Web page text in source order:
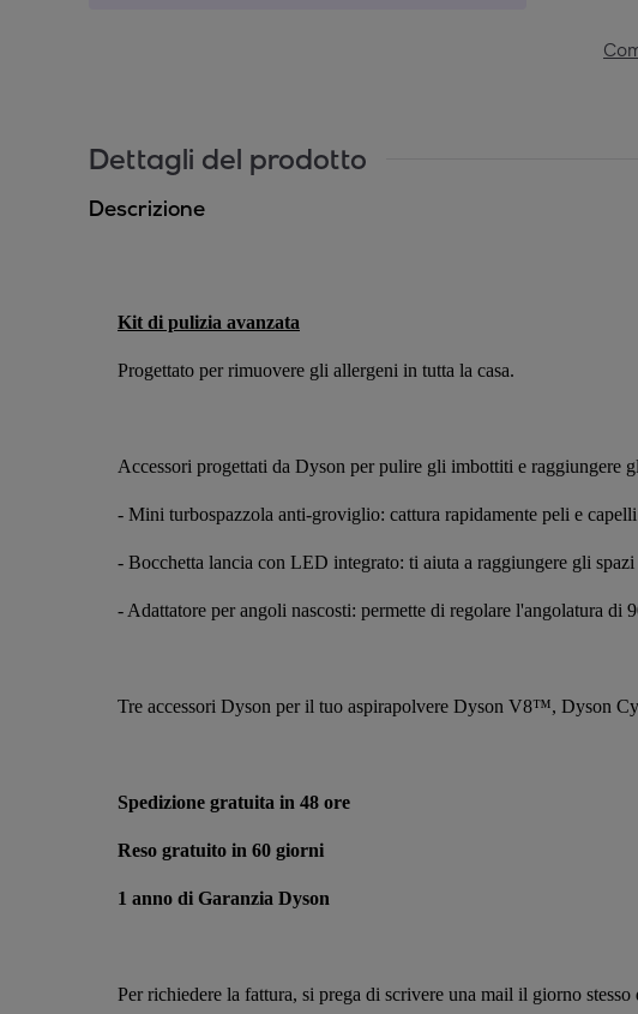
Dettagli del prodotto
Descrizione
Kit di pulizia avanzata
Progettato per rimuovere gli allergeni in tutta la casa.
Accessori progettati da Dyson per pulire gli imbottiti e raggiungere
- Mini turbospazzola anti-groviglio: cattura rapidamente peli e
- Bocchetta lancia con LED integrato: ti aiuta a raggiungere gli
- Adattatore per angoli nascosti: permette di regolare l'angolatura di
Tre accessori Dyson per il tuo aspirapolvere Dyson V8™,
Spedizione gratuita in 48 ore
Reso gratuito in 60 giorni
1 anno di Garanzia Dyson
Per richiedere la fattura, si prega di scrivere una mail il giorno stesso